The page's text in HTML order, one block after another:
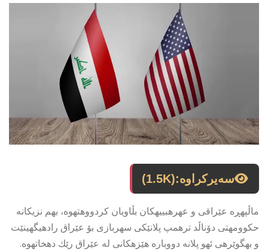
سەیرکراوە:(1.5K)
ماڵپهڕه عێراقی و عهرهبییهكان بڵاویان كردووهتهوه، بهم نزیكانه
حكوومهتى دۆناڵد ترهمپ پلانێكى سهربازى بۆ عێراق رادهیگهینێت
و بهگوێرهى ئهو پلانه دووباره هێزهكانى له عێراق رێك دهخاتهوه.